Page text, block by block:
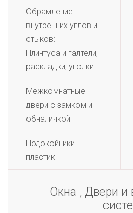
Обрамление
внутренних углов и
стыков:
Плинтуса и галтели,
раскладки, уголки
Межкомнатные
двери с замком и
обналичкой
Подокойники
пластик
Окна , Двери и